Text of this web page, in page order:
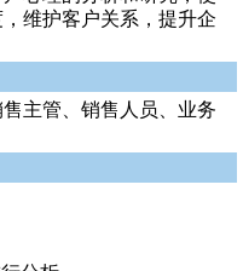
维护客户关系，提升企
主管、销售人员、业务